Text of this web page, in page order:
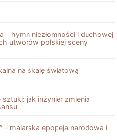
– hymn niezłomności i duchowej
utworów polskiej sceny
na skalę światową
sztuki: jak inżynier zmienia
– malarska epopeja narodowa i